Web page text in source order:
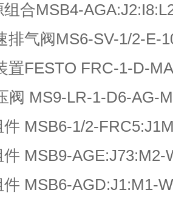
合MSB4-
排气阀MS6-SV-1/2-E-
置FESTO FRC-1-D-
阀 MS9-LR-1-D6-AG-
MSB6-1/2-
件 MSB9-
件 MSB6-AGD:J1:M1-